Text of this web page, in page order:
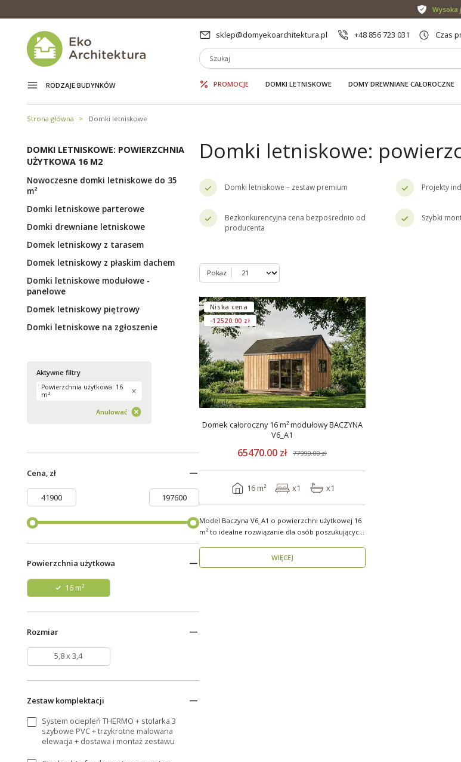
Wysoka
sklep@domyekoarchitektura.pl +48 856 723 031 Czas
RODZAJE BUDYNKÓW PROMOCJE DOMKI LETNISKOWE DOMY DREWNIANE CAŁOROCZNE
Strona główna Domki letniskowe
DOMKI LETNISKOWE: POWIERZCHNIA
UŻYTKOWA 16 M2
Nowoczesne domki letniskowe do 35
m²
Domki letniskowe parterowe
Domki drewniane letniskowe
Domek letniskowy z tarasem
Domek letniskowy z płaskim dachem
Domki letniskowe modułowe -
panelowe
Domek letniskowy piętrowy
Domki letniskowe na zgłoszenie
Aktywne filtry
Powierzchnia użytkowa: 16
m²
Anulować
Cena, zł
Powierzchnia użytkowa
16 m²
Rozmiar
5,8 x 3,4
Zestaw komplektacji
System ociepleń THERMO + stolarka 3
szybowe PVC + trzykrotne malowana
elewacja + dostawa i montaż zestawu
Domki letniskowe:
Domki letniskowe – zestaw premium Projekty
Bezkonkurencyjna cena bezpośrednio od
producenta
Szybki
Pokaz
Niska cena
-12520.00 zł
Domek całoroczny 16 m² modułowy BACZYNA
V6_A1
65470.00 zł 77990.00 zł
16 m² x1 x1
Model Baczyna V6_A1 o powierzchni użytkowej 16
m² to idealne rozwiązanie dla osób poszukujących
nowo..
WIĘCEJ